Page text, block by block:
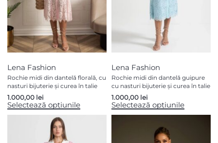
Lena Fashion
Rochie midi din dantelă florală, cu
nasturi bijuterie și curea în talie
1.000,00 lei
Selectează opțiunile
Lena Fashion
Rochie midi din dantelă guipure
cu nasturi bijuterie și curea în talie
1.000,00 lei
Selectează opțiunile